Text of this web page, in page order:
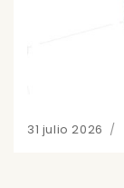
Posted
31 julio 2026